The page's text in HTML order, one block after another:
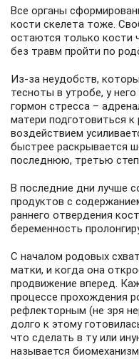
Все органы
кости скелета тоже.
остаются только кости
без травм пройти по
Из-за неудобств,
тесноты в утробе, у
гормон стресса –
матери подготовиться
воздействием
быстрее раскрывается
последнюю, третью
В последние дни лучше
продуктов с
раннего отвердения
беременность
С началом родовых
матки, и когда она
продвижение вперед.
процессе прохождения
рефлекторным (не зря
долго к этому
что сделать в ту или
называется